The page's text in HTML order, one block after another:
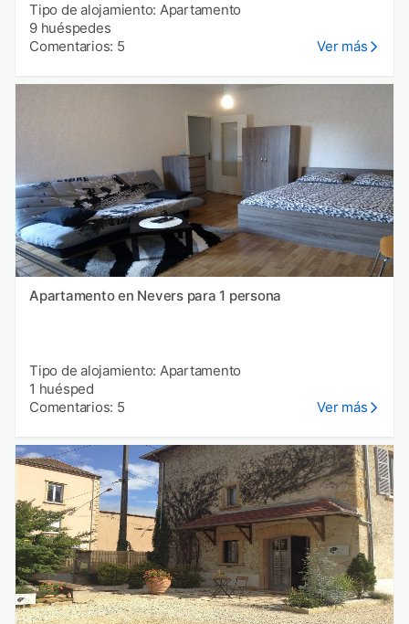
Tipo de alojamiento: Apartamento
9 huéspedes
Comentarios: 5
Ver más
Apartamento en Nevers para 1 persona
Tipo de alojamiento: Apartamento
1 huésped
Comentarios: 5
Ver más